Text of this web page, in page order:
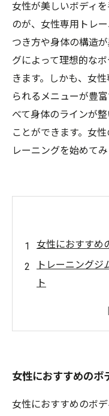
女性が美しいボディ
のが、女性専用トレ
つき方や身体の構造
グによって理想的な
きます。しかも、女
られるメニューが豊
べて身体のラインが
ことができます。女
レーニングを始めて
女性におすすめ
トレーニングジ
ト
理想の体型に近
ジュール管理
女性におすすめのボ
女性におすすめのボ